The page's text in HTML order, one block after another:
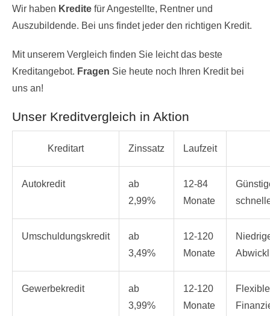
Wir haben Kredite für Angestellte, Rentner und
Auszubildende. Bei uns findet jeder den richtigen Kredit.
Mit unserem Vergleich finden Sie leicht das beste
Kreditangebot. Fragen Sie heute noch Ihren Kredit bei
uns an!
Unser Kreditvergleich in Aktion
Kreditart Zinssatz Laufzeit
Autokredit
ab
2,99%
12-84
Monate
Umschuldungskredit
ab
3,49%
12-120
Monate
Gewerbekredit
ab
3,99%
12-120
Monate
Flexible